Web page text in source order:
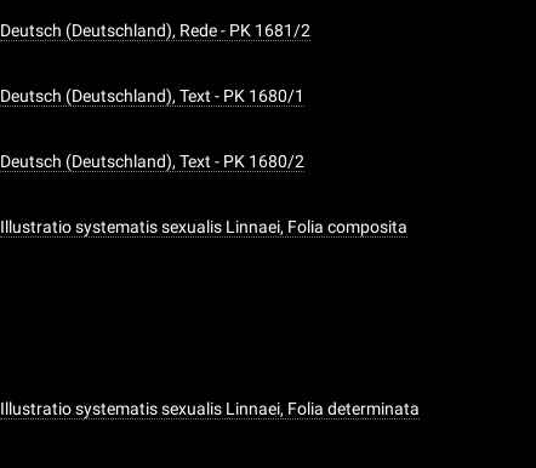
Deutsch (Deutschland), Rede - PK 1681/2
Deutsch (Deutschland), Text - PK 1680/1
Deutsch (Deutschland), Text - PK 1680/2
Illustratio systematis sexualis Linnaei, Folia composita
Illustratio systematis sexualis Linnaei, Folia determinata